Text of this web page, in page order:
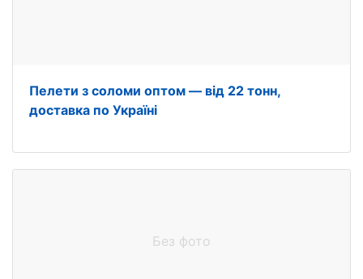
Пелети з соломи оптом — від 22 тонн,
доставка по Україні
Без фото